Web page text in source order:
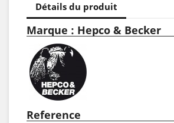
Détails du produit
Marque : Hepco & Becker
Reference